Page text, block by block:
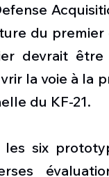
du
devrait
la voie à la
du KF-21.
les six